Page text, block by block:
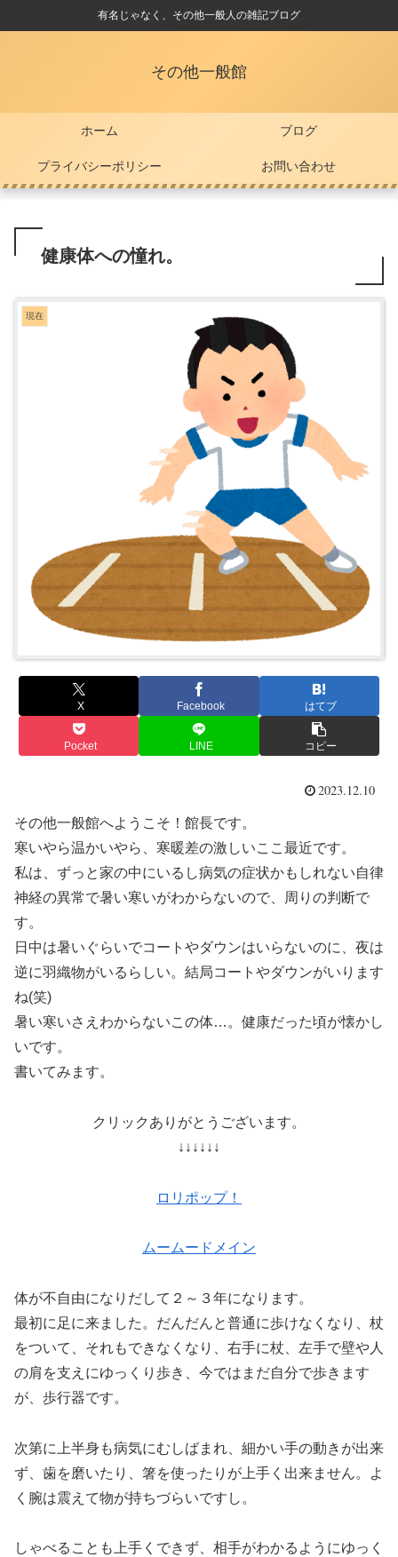
有名じゃなく、その他一般人の雑記ブログ
その他一般館
ホーム ブログ
プライバシーポリシー お問い合わせ
健康体への憧れ。
現在
X Facebook はてブ
Pocket LINE コピー
2023.12.10
その他一般館へようこそ！館長です。
寒いやら温かいやら、寒暖差の激しいここ最近です。
私は、ずっと家の中にいるし病気の症状かもしれない自律
神経の異常で暑い寒いがわからないので、周りの判断で
す。
日中は暑いぐらいでコートやダウンはいらないのに、夜は
逆に羽織物がいるらしい。結局コートやダウンがいります
ね(笑)
暑い寒いさえわからないこの体…。健康だった頃が懐かし
いです。
書いてみます。
クリックありがとうございます。
↓↓↓↓↓↓
ロリポップ！
ムームードメイン
体が不自由になりだして２～３年になります。
最初に足に来ました。だんだんと普通に歩けなくなり、杖
をついて、それもできなくなり、右手に杖、左手で壁や人
の肩を支えにゆっくり歩き、今ではまだ自分で歩きます
が、歩行器です。
次第に上半身も病気にむしばまれ、細かい手の動きが出来
ず、歯を磨いたり、箸を使ったりが上手く出来ません。よ
く腕は震えて物が持ちづらいですし。
しゃべることも上手くできず、相手がわかるようにゆっく